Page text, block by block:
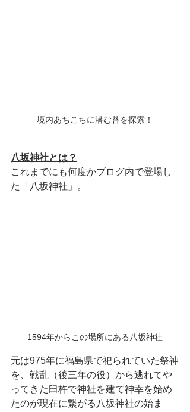
境内あちこちに潜む苔を探索！
八坂神社とは？
これまでにも何度かブログ内で登場し
た「八坂神社」。
1594年からこの場所にある八坂神社
元は975年に福島県で祀られていた祭神
を、戦乱（後三年の役）から逃れてや
ってきた臼杵で神社を建て神幸を始め
たのが現在に繋がる八坂神社の始ま